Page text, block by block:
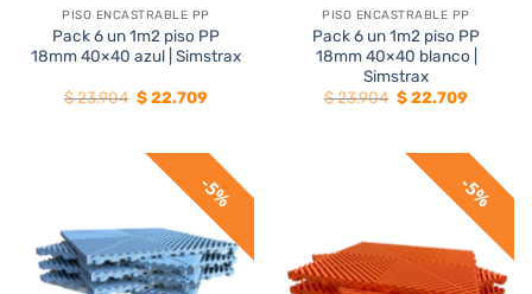
PISO ENCASTRABLE PP
Pack 6 un 1m2 piso PP
18mm 40×40 azul | Simstrax
$23.904 El
precio
$ 23.904.
$22.709El
$ 22.709.
PISO ENCASTRABLE PP
Pack 6 un 1m2 piso PP
18mm 40×40 blanco |
Simstrax
$23.904 El
precio
$ 23.904.
$22.709El
$
5% 5%